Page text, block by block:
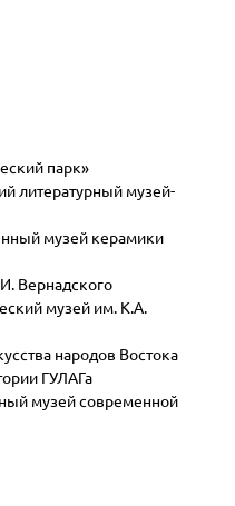
парк»
литературный музей-
музей керамики
Вернадского
музей им. К.А.
народов Востока
ГУЛАГа
музей современной